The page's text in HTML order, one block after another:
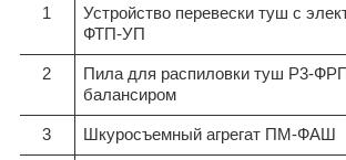
1
Устройство перевески туш с
ФТП-УП
2
Пила для распиловки туш Р3-
балансиром
3 Шкуросъемный агрегат ПМ-ФАШ